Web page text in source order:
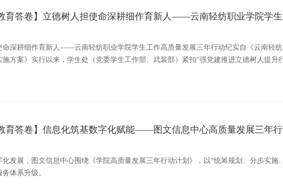
育答卷】立德树人担使命深耕细作育新人——云南轻纺职业学院学
命深耕细作育新人——云南轻纺职业学院学生工作高质量发展三年行动纪实自《云南轻
方案》实行以来，学生处（党委学生工作部、武装部）紧扣“强党建推进立德树人提升
育答卷】信息化筑基数字化赋能——图文信息中心高质量发展三年
化发展，图文信息中心围绕《学院高质量发展三年行动计划》，以“统筹规划、分步实施
体系升级。